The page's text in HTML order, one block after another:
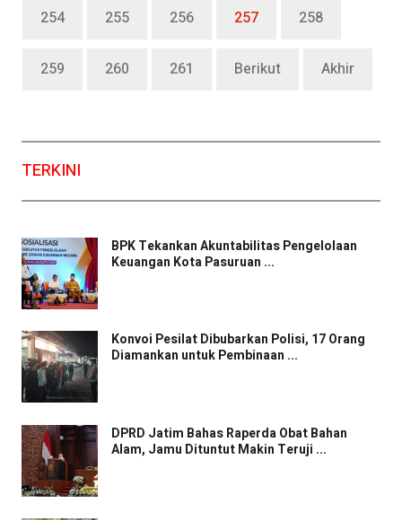
254 255 256 257 258
259 260 261 Berikut Akhir
TERKINI
BPK Tekankan Akuntabilitas Pengelolaan
Keuangan Kota Pasuruan ...
Konvoi Pesilat Dibubarkan Polisi, 17 Orang
Diamankan untuk Pembinaan ...
DPRD Jatim Bahas Raperda Obat Bahan
Alam, Jamu Dituntut Makin Teruji ...